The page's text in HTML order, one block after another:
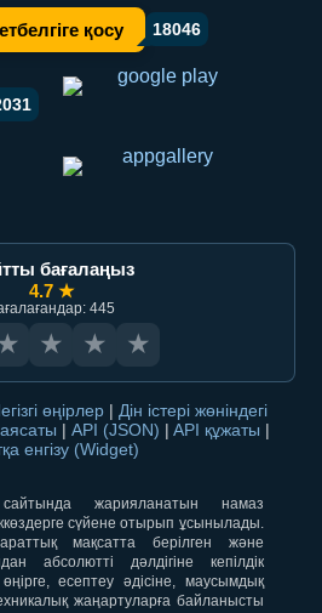
қосу 18046
ulashish
orqali ulashish
бағалаңыз
4.7 ★
445
★ ★ ★
өңірлер | Дін істері жөніндегі
| API (JSON) | API құжаты |
енгізу (Widget)
сайтында жарияланатын намаз
сүйене отырып ұсынылады.
мақсатта берілген және
абсолютті дәлдігіне кепілдік
есептеу әдісіне, маусымдық
жаңартуларға байланысты